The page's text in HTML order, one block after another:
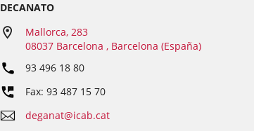
DECANATO
Mallorca, 283
08037 Barcelona , Barcelona (España)
93 496 18 80
Fax: 93 487 15 70
deganat@icab.cat